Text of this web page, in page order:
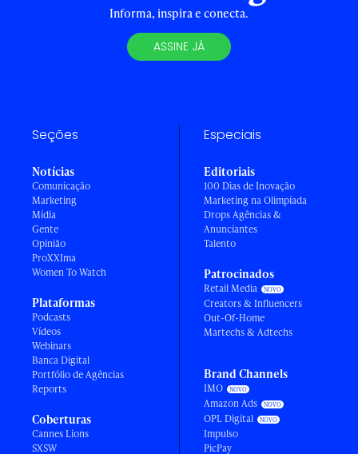
Informa, inspira e conecta.
ASSINE JÁ
Seções
Notícias
Comunicação
Marketing
Mídia
Gente
Opinião
ProXXIma
Women To Watch
Plataformas
Podcasts
Vídeos
Webinars
Banca Digital
Portfólio de Agências
Reports
Coberturas
Cannes Lions
SXSW
Especiais
Editoriais
100 Dias de Inovação
Marketing na Olimpíada
Drops Agências &
Anunciantes
Talento
Patrocinados
Retail Media
Creators & Influencers
Out-Of-Home
Martechs & Adtechs
Brand Channels
IMO
Amazon Ads
OPL Digital
Impulso
PicPay